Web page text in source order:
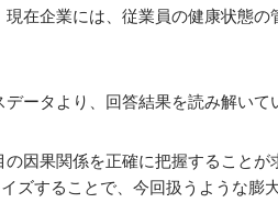
在企業には、従業員の健康状態
ータより、回答結果を読み解いて
因果関係を正確に把握すること
ズすることで、今回扱うような膨